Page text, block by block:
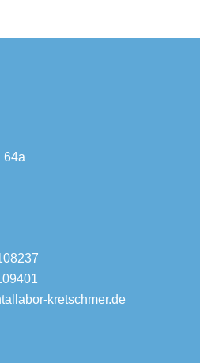
64a
kretschmer.de